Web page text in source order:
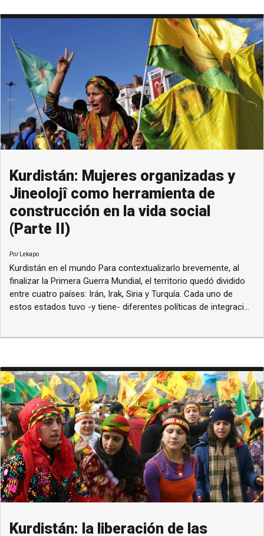
Kurdistán: Mujeres organizadas y
Jineolojî como herramienta de
construcción en la vida social
(Parte II)
PorLekapo
Kurdistán en el mundo Para contextualizarlo brevemente, al
finalizar la Primera Guerra Mundial, el territorio quedó dividido
entre cuatro países: Irán, Irak, Siria y Turquía. Cada uno de
estos estados tuvo -y tiene- diferentes políticas de integraci...
Kurdistán: la liberación de las